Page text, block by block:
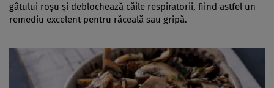
gâtului roșu și deblochează căile respiratorii, fiind astfel un
remediu excelent pentru răceală sau gripă.